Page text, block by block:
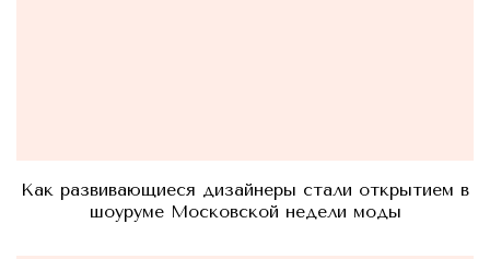
Как развивающиеся дизайнеры стали открытием в
шоуруме Московской недели моды